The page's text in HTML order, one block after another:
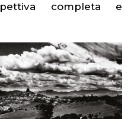
completa e